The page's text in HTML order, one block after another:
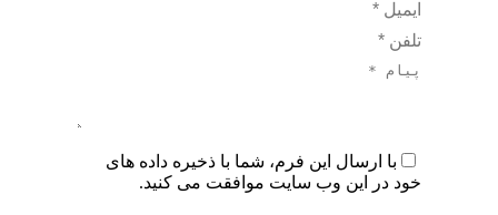
ایمیل *
تلفن *
پیام *
با ارسال این فرم، شما با ذخیره داده های
خود در این وب سایت موافقت می کنید.